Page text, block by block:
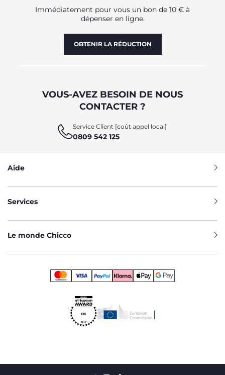
Immédiatement pour vous un bon de 10 € à
dépenser en ligne.
OBTENIR LA RÉDUCTION
VOUS-AVEZ BESOIN DE NOUS
CONTACTER ?
Service Client [coût appel local]
0809 542 125
Aide
Services
Le monde Chicco